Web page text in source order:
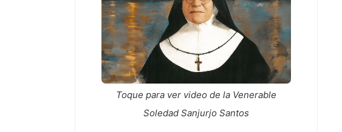
Toque para ver video de la Venerable
Soledad Sanjurjo Santos